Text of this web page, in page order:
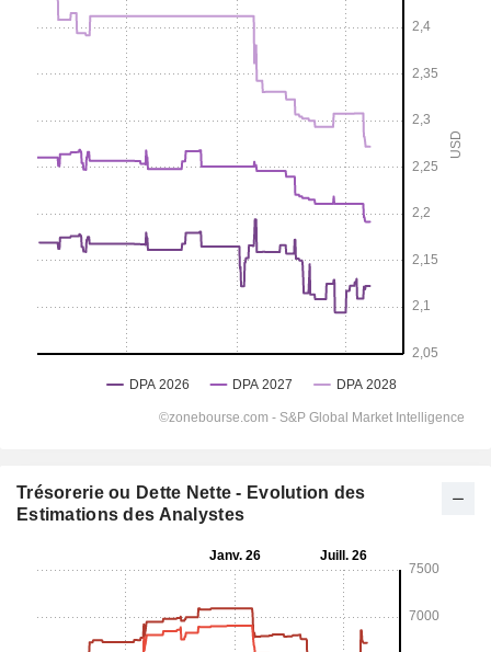
Trésorerie ou Dette Nette - Evolution des
Estimations des Analystes